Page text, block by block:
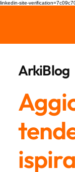
linkedin-site-
ArkiBlog